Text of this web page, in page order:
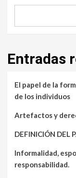
Entradas
El papel de la
de los individuos
Artefactos y
DEFINICIÓN DEL
Informalidad,
responsabilidad.